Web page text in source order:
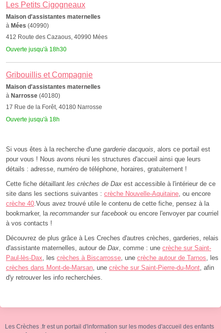
Les Petits Cigogneaux
Maison d'assistantes maternelles
à Mées (40990)
412 Route des Cazaous, 40990 Mées
Ouverte jusqu'à 18h30
Gribouillis et Compagnie
Maison d'assistantes maternelles
à Narrosse (40180)
17 Rue de la Forêt, 40180 Narrosse
Ouverte jusqu'à 18h
Si vous êtes à la recherche d'une garderie dacquois, alors ce portail est
pour vous ! Nous avons réuni les structures d'accueil ainsi que leurs
détails : adresse, numéro de téléphone, horaires, gratuitement !
Cette fiche détaillant les crèches de Dax est accessible à l'intérieur de ce
site dans les sections suivantes : crèche Nouvelle-Aquitaine, ou encore
crèche 40.Vous avez trouvé utile le contenu de cette fiche, pensez à la
bookmarker, la recommandersur facebook ou encore l'envoyer par courriel
à vos contacts !
Découvrez de plus grâce à Les Creches d'autres crèches, garderies, relais
d'assistante maternelles, autour de Dax, comme : une crèche sur Saint-
Paul-lès-Dax, les crèches à Biscarrosse, une crèche autour de Tarnos, les
crèches dans Mont-de-Marsan, une crèche sur Saint-Pierre-du-Mont, afin
d'y retrouver les info recherchées.
Les Crèches .fr est un portail d'information sur les modes d'accueil des enfants